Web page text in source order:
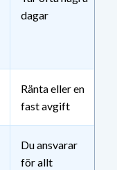
dagar
Ränta eller en
fast avgift
Du ansvarar
för allt